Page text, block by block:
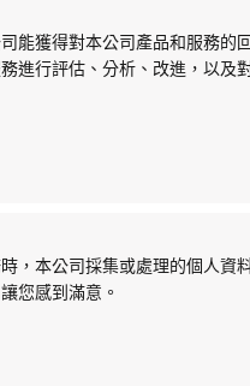
能獲得對本公司產品和服務的
進行評估、分析、改進，以及
，本公司採集或處理的個人資
您感到滿意。